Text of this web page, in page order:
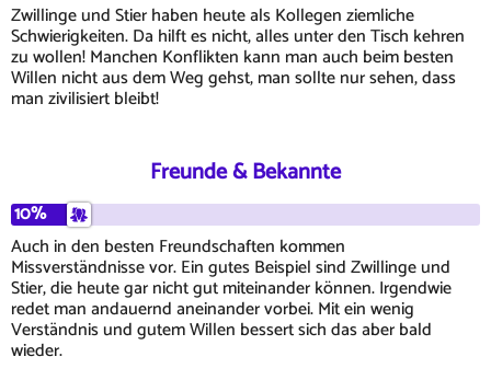
Zwillinge und Stier haben heute als Kollegen ziemliche
Schwierigkeiten. Da hilft es nicht, alles unter den Tisch kehren
zu wollen! Manchen Konflikten kann man auch beim besten
Willen nicht aus dem Weg gehst, man sollte nur sehen, dass
man zivilisiert bleibt!
Freunde & Bekannte
10%
Auch in den besten Freundschaften kommen
Missverständnisse vor. Ein gutes Beispiel sind Zwillinge und
Stier, die heute gar nicht gut miteinander können. Irgendwie
redet man andauernd aneinander vorbei. Mit ein wenig
Verständnis und gutem Willen bessert sich das aber bald
wieder.